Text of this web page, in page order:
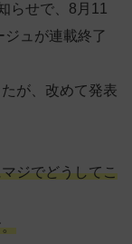
らせで、8月11
ュが連載終了
が、改めて発表
ジでどうしてこ